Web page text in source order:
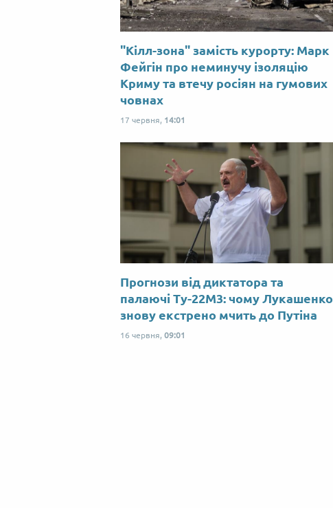
"Кілл-зона" замість курорту: Марк
Фейгін про неминучу ізоляцію
Криму та втечу росіян на гумових
човнах
17 червня, 14:01
Прогнози від диктатора та
палаючі Ту-22М3: чому Лукашенко
знову екстрено мчить до Путіна
16 червня, 09:01